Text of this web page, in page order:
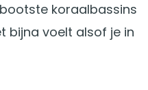
koraalbassins
bijna voelt alsof je in